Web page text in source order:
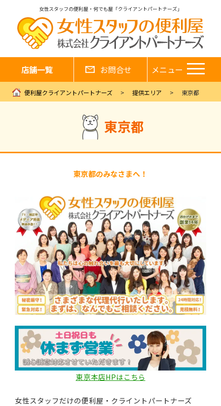
女性スタッフの便利屋・何でも屋「クライアントパートナーズ」
店舗一覧 お問合せ メニュー
便利屋クライアントパートナーズ 提供エリア 東京都
東京都
東京都のみなさまへ！
東京本店HPはこちら
女性スタッフだけの便利屋・クライントパートナーズ